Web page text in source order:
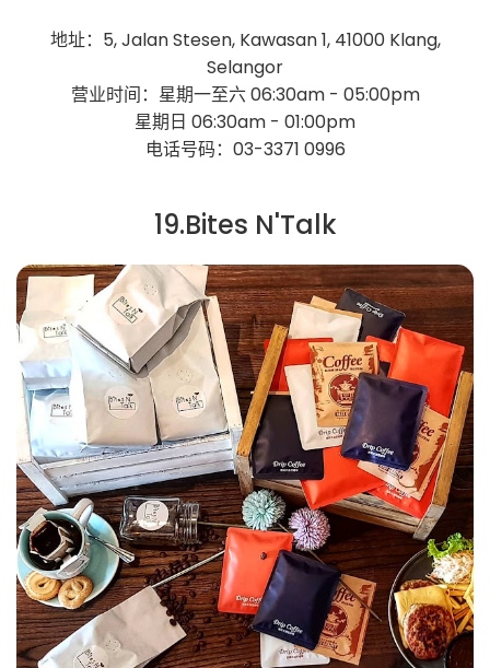
地址：5, Jalan Stesen, Kawasan 1, 41000 Klang,
Selangor
营业时间：星期一至六 06:30am - 05:00pm
星期日 06:30am - 01:00pm
电话号码：03-3371 0996
19.Bites N'Talk